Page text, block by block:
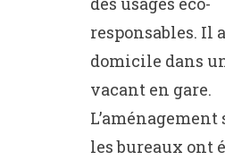
responsables. Il
domicile dans
vacant en gare.
les bureaux ont